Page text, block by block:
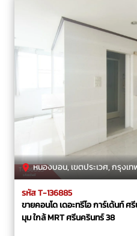
หนองบอน, เขตประเวศ, กรุงเ
รหัส T-136885
ขายคอนโด เดอะทรีโอ การ์เด้นท์ ศรีนครินทร์ (The
มุม ใกล้ MRT ศรีนครินทร์ 38